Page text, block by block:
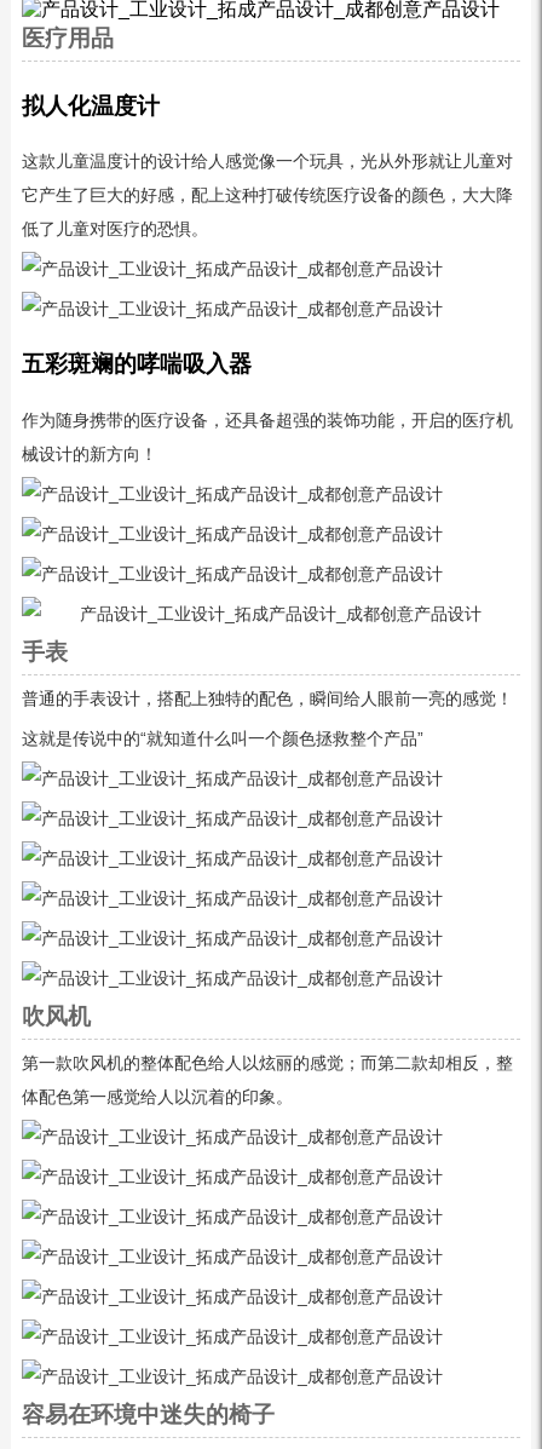
医疗用品
拟人化温度计
这款儿童温度计的设计给人感觉像一个玩具，光从外形就让儿童对
它产生了巨大的好感，配上这种打破传统医疗设备的颜色，大大降
低了儿童对医疗的恐惧。
五彩斑斓的哮喘吸入器
作为随身携带的医疗设备，还具备超强的装饰功能，开启的医疗机
械设计的新方向！
手表
普通的手表设计，搭配上独特的配色，瞬间给人眼前一亮的感觉！
这就是传说中的“就知道什么叫一个颜色拯救整个产品”
吹风机
第一款吹风机的整体配色给人以炫丽的感觉；而第二款却相反，整
体配色第一感觉给人以沉着的印象。
容易在环境中迷失的椅子